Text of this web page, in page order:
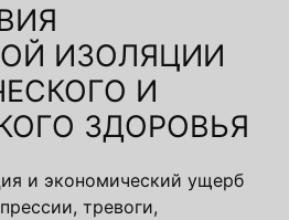
ИЗОЛЯЦИИ
И
ЗДОРОВЬЯ
и экономический ущерб
тревоги,